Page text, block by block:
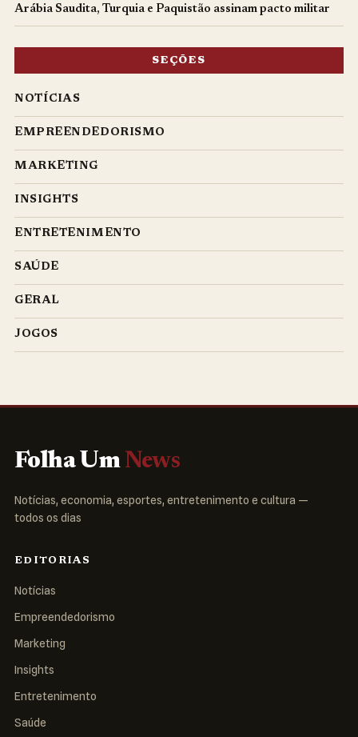
Arábia Saudita, Turquia e Paquistão assinam pacto militar
SEÇÕES
NOTÍCIAS
EMPREENDEDORISMO
MARKETING
INSIGHTS
ENTRETENIMENTO
SAÚDE
GERAL
JOGOS
Folha Um News
Notícias, economia, esportes, entretenimento e cultura —
todos os dias
EDITORIAS
Notícias
Empreendedorismo
Marketing
Insights
Entretenimento
Saúde